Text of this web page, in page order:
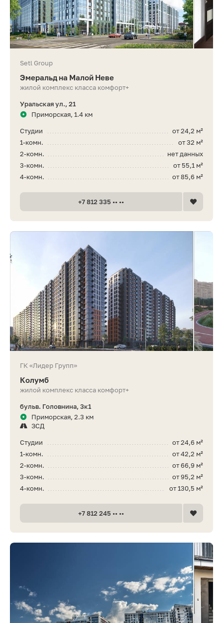
Setl Group
Эмеральд на Малой Неве
жилой комплекс класса комфорт+
Уральская ул., 21
Приморская, 1.4 км
от 24,2 м²
Студии
от 32 м²
1-комн.
нет данных
2-комн.
от 55,1 м²
3-комн.
от 85,6 м²
4-комн.
+7 812 335 •• ••
ГК «Лидер Групп»
Колумб
жилой комплекс класса комфорт+
бульв. Головнина, 3к1
Приморская, 2.3 км
ЗСД
от 24,6 м²
Студии
от 42,2 м²
1-комн.
от 66,9 м²
2-комн.
от 95,2 м²
3-комн.
от 130,5 м²
4-комн.
+7 812 245 •• ••